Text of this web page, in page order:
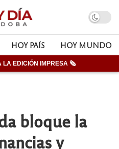
HOY PAÍS HOY MUNDO
LA EDICIÓN IMPRESA 🗞
bloque la
y